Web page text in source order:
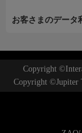
お客さまのデータ
Copyright
Copyright ©Jupiter